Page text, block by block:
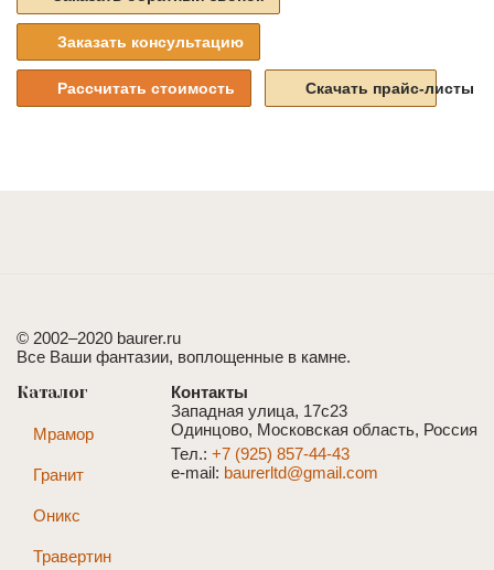
Заказать консультацию
Рассчитать стоимость Скачать прайс-листы
© 2002–2020 baurer.ru
Все Ваши фантазии, воплощенные в камне.
Контакты
Западная улица, 17с23
Одинцово, Московская область, Россия
Тел.: +7 (925) 857-44-43
e-mail: baurerltd@gmail.com
Каталог
Мрамор
Гранит
Оникс
Травертин